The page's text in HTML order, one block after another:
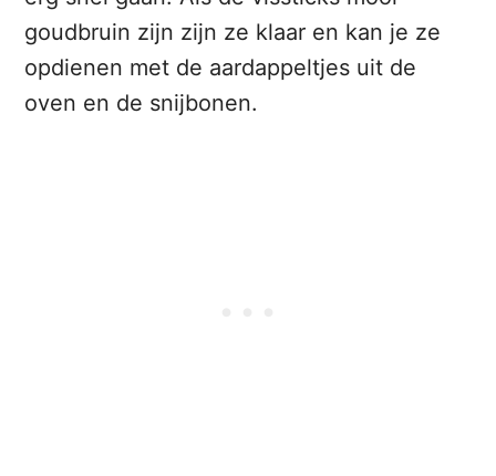
goudbruin zijn zijn ze klaar en kan je ze
opdienen met de aardappeltjes uit de
oven en de snijbonen.